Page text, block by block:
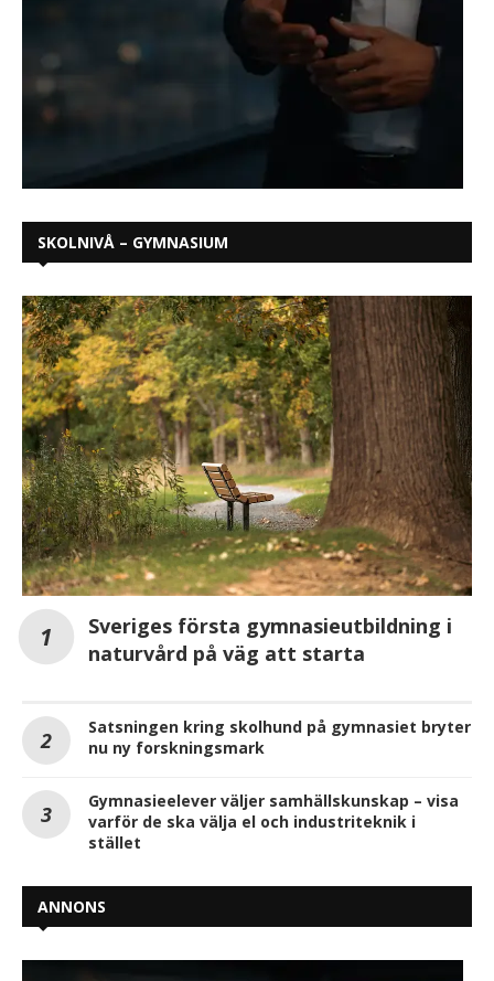
SKOLNIVÅ – GYMNASIUM
Sveriges första gymnasieutbildning i
naturvård på väg att starta
Satsningen kring skolhund på gymnasiet bryter
nu ny forskningsmark
Gymnasieelever väljer samhällskunskap – visa
varför de ska välja el och industriteknik i
stället
ANNONS